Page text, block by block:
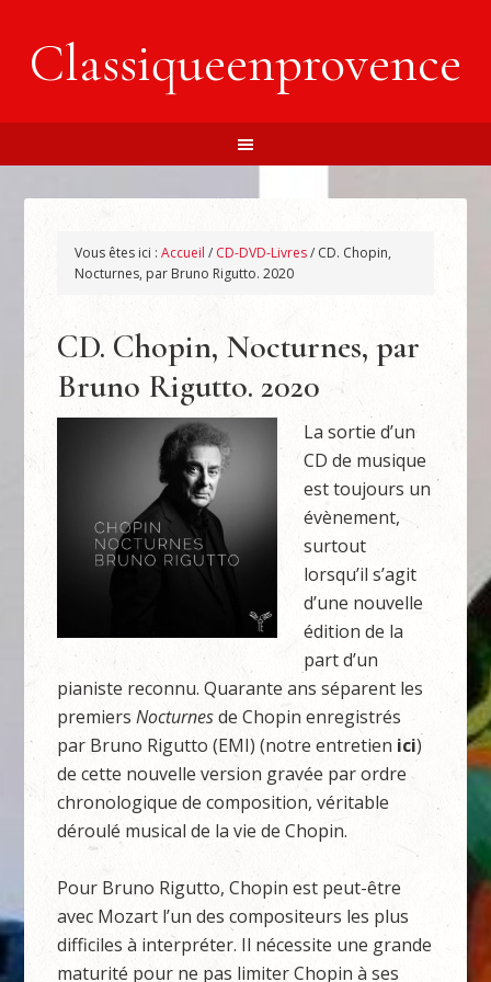
Classiqueenprovence
Vous êtes ici :Accueil / CD-DVD-Livres/ CD. Chopin,
Nocturnes, par Bruno Rigutto. 2020
CD. Chopin, Nocturnes, par
Bruno Rigutto. 2020
La sortie d’un
CD de musique
est toujours un
évènement,
surtout
lorsqu’il s’agit
d’une nouvelle
édition de la
part d’un
pianiste reconnu. Quarante ans séparent les
premiersNocturnesde Chopin enregistrés
par Bruno Rigutto (EMI) (notre entretien ici)
de cette nouvelle version gravée par ordre
chronologique de composition, véritable
déroulé musical de la vie de Chopin.
Pour Bruno Rigutto, Chopin est peut-être
avec Mozart l’un des compositeurs les plus
difficiles à interpréter. Il nécessite une grande
maturité pour ne pas limiter Chopin à ses